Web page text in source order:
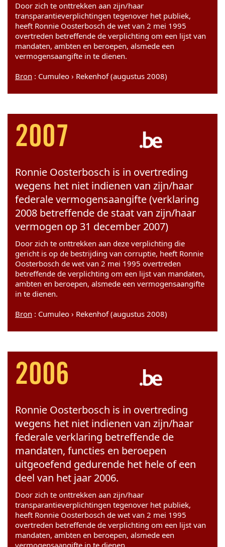
Door zich te onttrekken aan zijn/haar
transparantieverplichtingen tegenover het publiek,
heeft Ronnie Oosterbosch de wet van 2 mei 1995
overtreden betreffende de verplichting om een lijst van
mandaten, ambten en beroepen, alsmede een
vermogensaangifte in te dienen.
Bron : Cumuleo › Rekenhof (augustus 2008)
2007
Ronnie Oosterbosch is in overtreding
wegens het niet indienen van zijn/haar
federale vermogensaangifte (verklaring
2008 betreffende de staat van zijn/haar
vermogen op 31 december 2007)
Door zich te onttrekken aan deze verplichting die
gericht is op de bestrijding van corruptie, heeft Ronnie
Oosterbosch de wet van 2 mei 1995 overtreden
betreffende de verplichting om een lijst van mandaten,
ambten en beroepen, alsmede een vermogensaangifte
in te dienen.
Bron : Cumuleo › Rekenhof (augustus 2008)
2006
Ronnie Oosterbosch is in overtreding
wegens het niet indienen van zijn/haar
federale verklaring betreffende de
mandaten, functies en beroepen
uitgeoefend gedurende het hele of een
deel van het jaar 2006.
Door zich te onttrekken aan zijn/haar
transparantieverplichtingen tegenover het publiek,
heeft Ronnie Oosterbosch de wet van 2 mei 1995
overtreden betreffende de verplichting om een lijst van
mandaten, ambten en beroepen, alsmede een